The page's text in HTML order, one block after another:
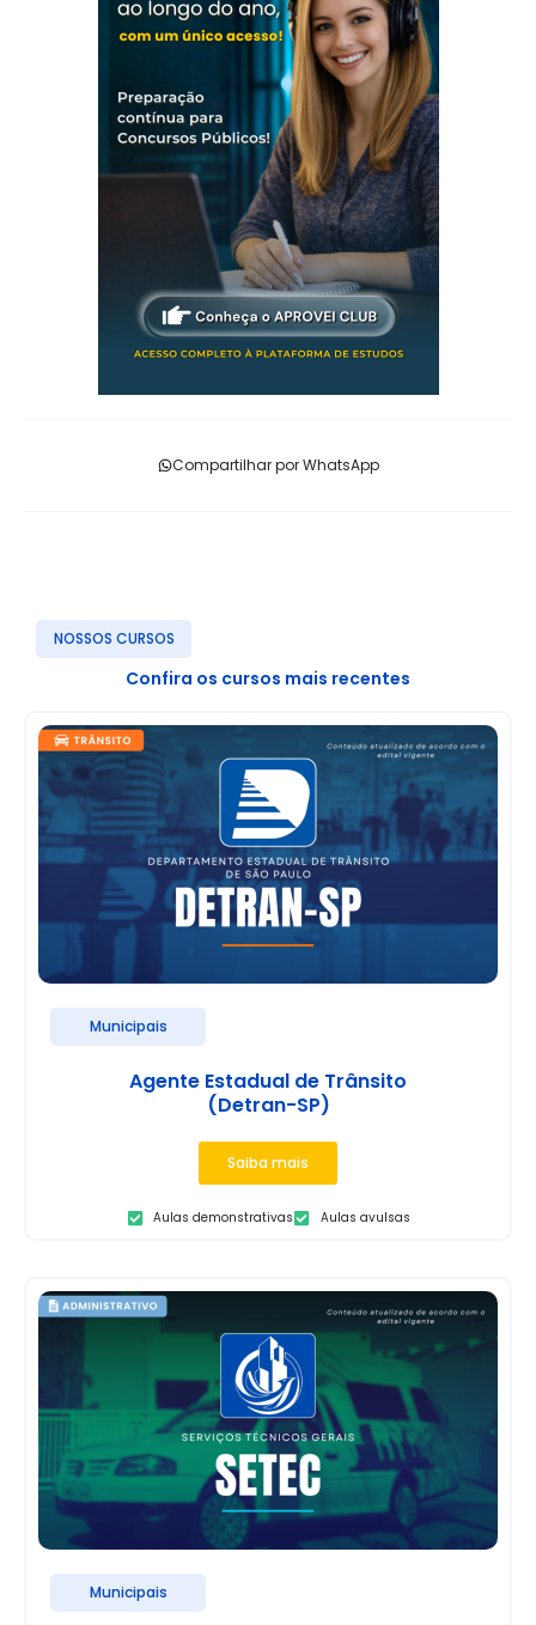
Compartilhar por WhatsApp
NOSSOS CURSOS
Confira os cursos mais recentes
Municipais
Agente Estadual de Trânsito
(Detran-SP)
Saiba mais
Aulas demonstrativas Aulas avulsas
Municipais